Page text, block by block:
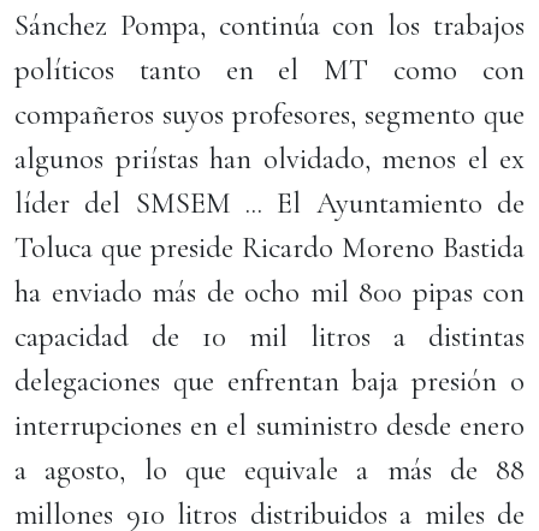
Sánchez Pompa, continúa con los trabajos
políticos tanto en el MT como con
compañeros suyos profesores, segmento que
algunos priístas han olvidado, menos el ex
líder del SMSEM ... El Ayuntamiento de
Toluca que preside Ricardo Moreno Bastida
ha enviado más de ocho mil 800 pipas con
capacidad de 10 mil litros a distintas
delegaciones que enfrentan baja presión o
interrupciones en el suministro desde enero
a agosto, lo que equivale a más de 88
millones 910 litros distribuidos a miles de